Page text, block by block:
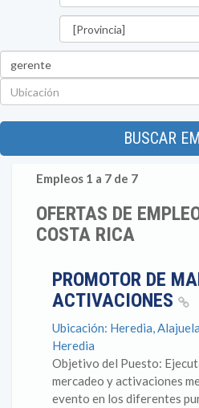
BUSCAR
Empleos 1 a 7 de 7
OFERTAS DE
COSTA RICA
PROMOTOR DE
ACTIVACIONES
Ubicación: Heredia,
Heredia
Objetivo del Puesto:
mercadeo y activaciones
evento en los diferentes